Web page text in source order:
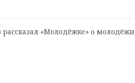
«Молодёжке» о молодёжи